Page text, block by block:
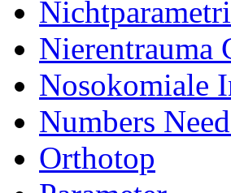
Nierentrauma
Nosokomiale
Numbers
Orthotop